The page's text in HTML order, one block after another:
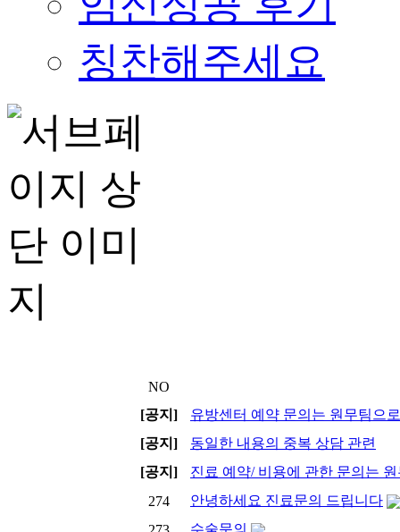
칭찬해주세요
NO
[공지]
유방센터 예약 문의는 원무팀으
[공지]
동일한 내용의 중복 상담 관련
[공지]
진료 예약/ 비용에 관한 문의는
274
안녕하세요 진료문의 드립니다
수술문의